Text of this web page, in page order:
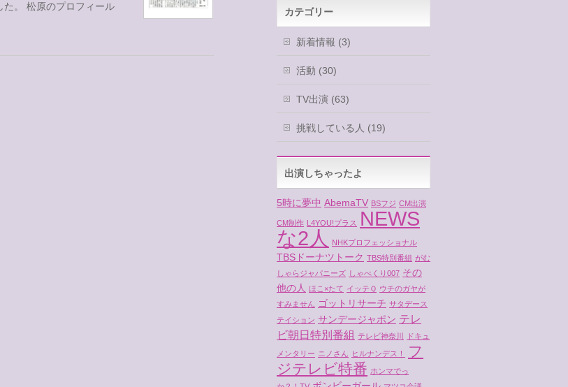
た。 松原のプロフィール
カテゴリー
新着情報 (3)
活動 (30)
TV出演 (63)
挑戦している人 (19)
出演しちゃったよ
5時に夢中 AbemaTV BSフジ CM出演
CM制作 L4YOU!プラス
NEWS
な2人
NHKプロフェッショナル
TBSドーナツトーク TBS特別番組 がむ
しゃらジャパニーズ しゃべくり007 その
他の人 ほこ×たて イッテＱ ウチのガヤが
すみません ゴットリサーチ サタデース
テイション サンデージャポン テレ
ビ朝日特別番組 テレビ神奈川 ドキュ
メンタリー ニノさん ヒルナンデス！
フ
ジテレビ特番 ホンマでっ